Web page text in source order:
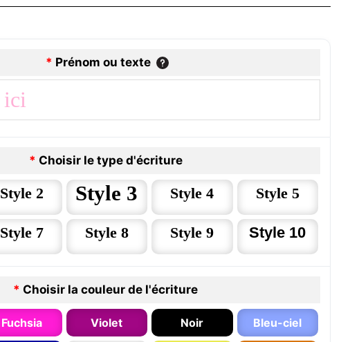
* Prénom ou texte
* Choisir le type d'écriture
Style 2 Style 3 Style 4 Style 5
Style 7 Style 8 Style 9 Style 10
* Choisir la couleur de l'écriture
Fuchsia Violet Noir Bleu-ciel